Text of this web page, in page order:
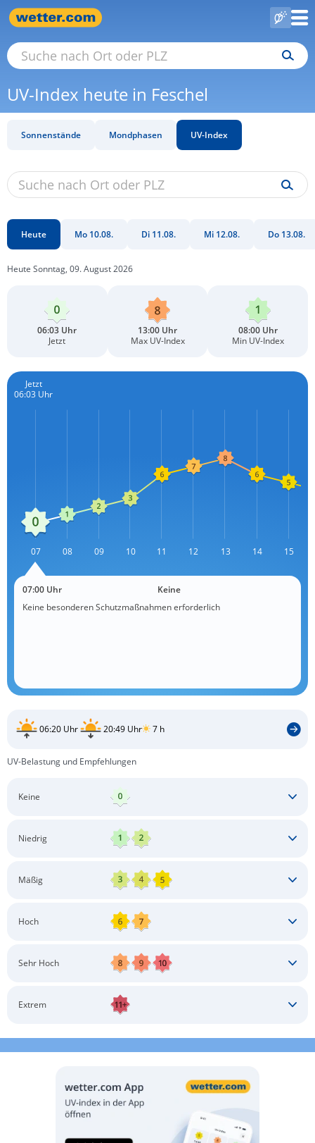
UV-Index heute in Feschel
Sonnenstände Mondphasen UV-Index
Heute Mo 10.08. Di 11.08. Mi 12.08. Do 13.08.
Heute Sonntag, 09. August 2026
06:03 Uhr
Jetzt
13:00 Uhr
Max UV-Index
08:00 Uhr
Min UV-Index
Jetzt
06:03 Uhr
07 08 09 10 11 12 13 14 15
07:00 Uhr
Keine
Keine besonderen Schutzmaßnahmen erforderlich
06:20 Uhr 20:49 Uhr 7 h
UV-Belastung und Empfehlungen
Keine
Niedrig
Mäßig
Langärmlige Bekleidung
Hoch
Langärmlige Bekleidung
Sonnenbrille
Sehr Hoch
Langärmlige Bekleidung
Extrem